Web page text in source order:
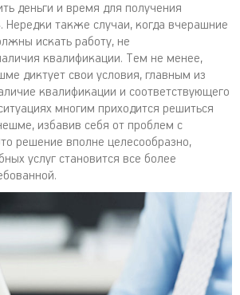
деньги и время для получения
Нередки также случаи, когда вчерашние
искать работу, не
квалификации. Тем не менее,
диктует свои условия, главным из
квалификации и соответствующего
многим приходится решиться
избавив себя от проблем с
решение вполне целесообразно,
услуг становится все более